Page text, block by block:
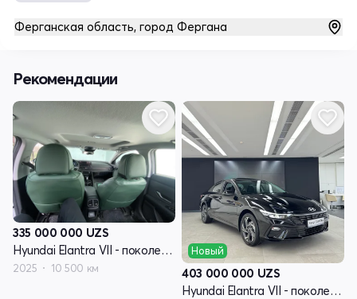
Ферганская область, город Фергана
Рекомендации
335 000 000 UZS
Hyundai Elantra VII - поколение рестайлинг (CN7)
2025 10 500 км
Новый
403 000 000 UZS
Hyundai Elantra VII - поколение рестайлинг (CN7)